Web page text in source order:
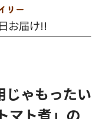
お届け!!
じゃもったい
マト煮」の